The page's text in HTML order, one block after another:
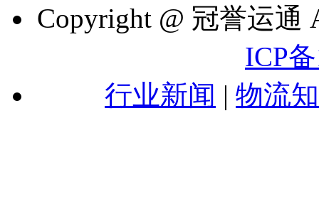
Copyright @ 冠誉运通
ICP
行业新闻 | 物流